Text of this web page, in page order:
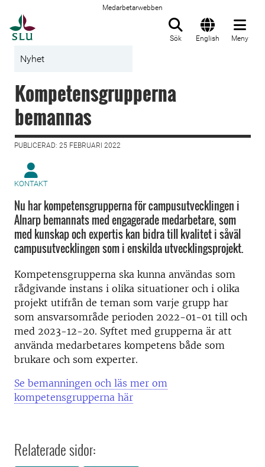
Medarbetarwebben
Sök English Meny
Nyhet
Kompetensgrupperna
bemannas
PUBLICERAD: 25 FEBRUARI 2022
KONTAKT
Nu har kompetensgrupperna för campusutvecklingen i
Alnarp bemannats med engagerade medarbetare, som
med kunskap och expertis kan bidra till kvalitet i såväl
campusutvecklingen som i enskilda utvecklingsprojekt.
Kompetensgrupperna ska kunna användas som
rådgivande instans i olika situationer och i olika
projekt utifrån de teman som varje grupp har
som ansvarsområde perioden 2022-01-01 till och
med 2023-12-20. Syftet med grupperna är att
använda medarbetares kompetens både som
brukare och som experter.
Se bemanningen och läs mer om
kompetensgrupperna här
Relaterade sidor: